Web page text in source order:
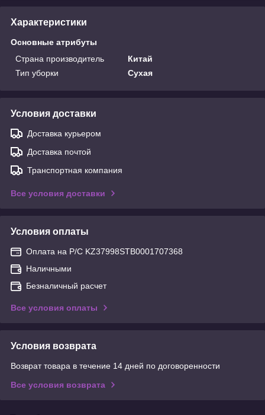
Характеристики
Основные атрибуты
Страна производитель
Китай
Тип уборки
Сухая
Условия доставки
Доставка курьером
Доставка почтой
Транспортная компания
Все условия доставки
Условия оплаты
Оплата на Р/С KZ37998STB0001707368
Наличными
Безналичный расчет
Все условия оплаты
Условия возврата
Возврат товара в течение 14 дней по договоренности
Все условия возврата